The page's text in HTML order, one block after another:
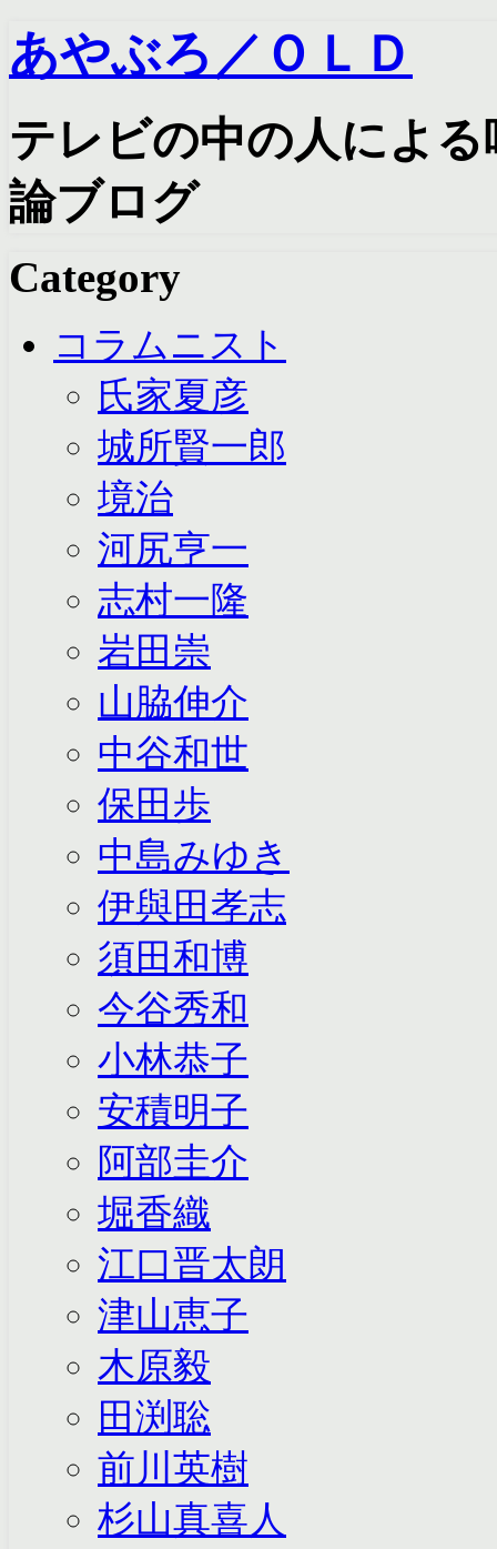
あやぶろ／ＯＬＤ
テレビの中の人によ
論ブログ
Category
コラムニスト
氏家夏彦
城所賢一郎
境治
河尻亨一
志村一隆
岩田崇
山脇伸介
中谷和世
保田歩
中島みゆき
伊與田孝志
須田和博
今谷秀和
小林恭子
安積明子
阿部圭介
堀香織
江口晋太朗
津山恵子
木原毅
田渕聡
前川英樹
杉山真喜人